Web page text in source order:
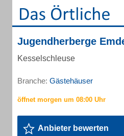
Jugendherberge
Kesselschleuse
Branche: Gästehäuser
Anbieter bewerten